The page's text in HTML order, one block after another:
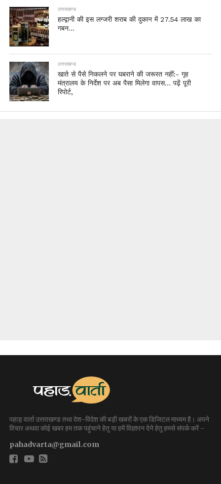
उत्तराखण्ड
हल्द्वानी की इस लग्जरी शराब की दुकान में 27.54 लाख का
गबन…
उत्तराखण्ड
खाते से पैसे निकलने पर घबराने की जरूरत नहीं:- गृह
मंत्रालय के निर्देश पर अब पैसा मिलेगा वापस… पढ़ें पूरी
रिपोर्ट,
पहाड़ वार्ता उत्तराखण्ड तथा देश-विदेश की बड़ी खबरों के एक डिजिटल माध्यम है। अपने
विचार अथवा कोई खबर हम तक पहुंचाने हेतु या हमें विज्ञापन देने हेतु हमसे संपर्क करें -
pahadvarta@gmail.com